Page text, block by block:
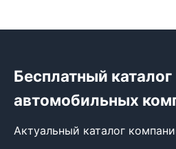
Бесплатный каталог
автомобильных
Актуальный каталог